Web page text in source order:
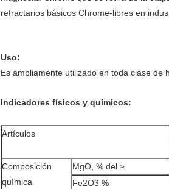
refractarios básicos Chrome-libres en
Uso:
Es ampliamente utilizado en toda clase
Indicadores físicos y químicos:
Artículos
Composición
química
MgO, % del ≥
Fe2O3 %